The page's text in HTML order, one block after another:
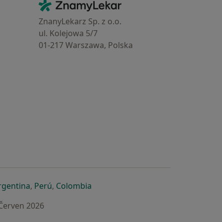
Kontakt
ZnamyLekar - Hlavní stránka
ZnanyLekarz Sp. z o.o.
ul. Kolejowa 5/7
01-217 Warszawa, Polska
záložce
nové záložce
v nové záložce
se otevře v nové záložce
, Perúse otevře v nové záložce
, Colombiase otevře v nové záložce
2026